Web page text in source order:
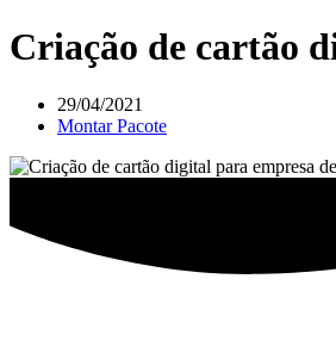
Criação de cartão
29/04/2021
Montar Pacote